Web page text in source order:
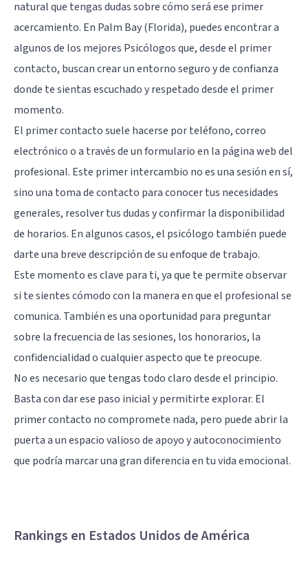
natural que tengas dudas sobre cómo será ese primer
acercamiento. En Palm Bay (Florida), puedes encontrar a
algunos de los mejores Psicólogos que, desde el primer
contacto, buscan crear un entorno seguro y de confianza
donde te sientas escuchado y respetado desde el primer
momento.
El primer contacto suele hacerse por teléfono, correo
electrónico o a través de un formulario en la página web del
profesional. Este primer intercambio no es una sesión en sí,
sino una toma de contacto para conocer tus necesidades
generales, resolver tus dudas y confirmar la disponibilidad
de horarios. En algunos casos, el psicólogo también puede
darte una breve descripción de su enfoque de trabajo.
Este momento es clave para ti, ya que te permite observar
si te sientes cómodo con la manera en que el profesional se
comunica. También es una oportunidad para preguntar
sobre la frecuencia de las sesiones, los honorarios, la
confidencialidad o cualquier aspecto que te preocupe.
No es necesario que tengas todo claro desde el principio.
Basta con dar ese paso inicial y permitirte explorar. El
primer contacto no compromete nada, pero puede abrir la
puerta a un espacio valioso de apoyo y autoconocimiento
que podría marcar una gran diferencia en tu vida emocional.
Rankings en Estados Unidos de América